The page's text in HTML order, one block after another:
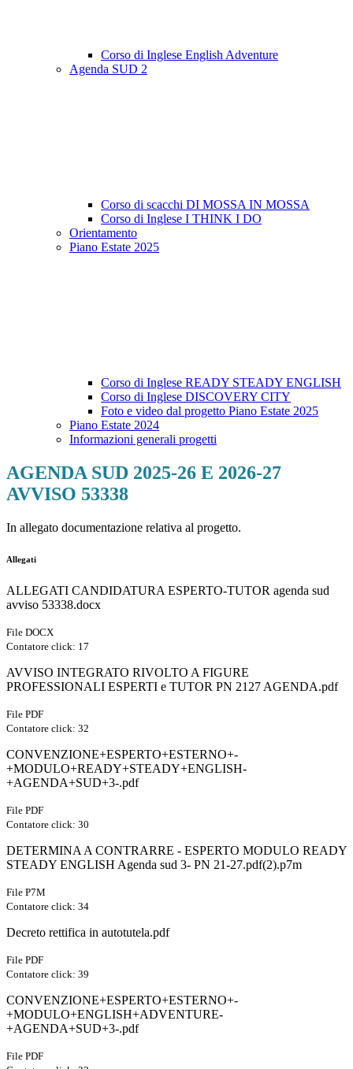
Corso di Inglese English Adventure
Agenda SUD 2
Corso di scacchi DI MOSSA IN MOSSA
Corso di Inglese I THINK I DO
Orientamento
Piano Estate 2025
Corso di Inglese READY STEADY ENGLISH
Corso di Inglese DISCOVERY CITY
Foto e video dal progetto Piano Estate 2025
Piano Estate 2024
Informazioni generali progetti
AGENDA SUD 2025-26 E 2026-27
AVVISO 53338
In allegato documentazione relativa al progetto.
Allegati
ALLEGATI CANDIDATURA ESPERTO-TUTOR agenda sud
avviso 53338.docx
File DOCX
Contatore click: 17
AVVISO INTEGRATO RIVOLTO A FIGURE
PROFESSIONALI ESPERTI e TUTOR PN 2127 AGENDA.pdf
File PDF
Contatore click: 32
CONVENZIONE+ESPERTO+ESTERNO+-
+MODULO+READY+STEADY+ENGLISH-
+AGENDA+SUD+3-.pdf
File PDF
Contatore click: 30
DETERMINA A CONTRARRE - ESPERTO MODULO READY
STEADY ENGLISH Agenda sud 3- PN 21-27.pdf(2).p7m
File P7M
Contatore click: 34
Decreto rettifica in autotutela.pdf
File PDF
Contatore click: 39
CONVENZIONE+ESPERTO+ESTERNO+-
+MODULO+ENGLISH+ADVENTURE-
+AGENDA+SUD+3-.pdf
File PDF